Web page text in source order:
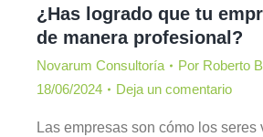
¿Has logrado que tu
de manera profesional?
Novarum Consultoría Por Roberto
18/06/2024
Deja un comentario
Las empresas son cómo los seres